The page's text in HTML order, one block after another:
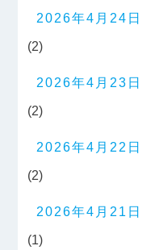
2026年4月24日
(2)
2026年4月23日
(2)
2026年4月22日
(2)
2026年4月21日
(1)